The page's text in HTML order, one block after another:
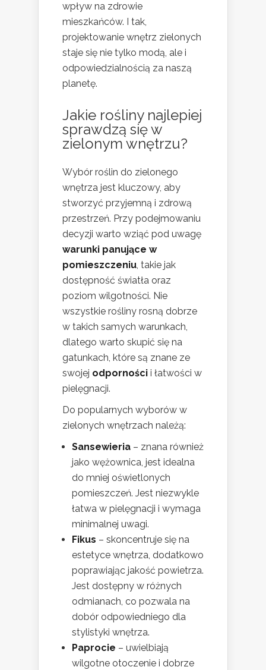
wpływ na zdrowie
mieszkańców. I tak,
projektowanie wnętrz zielonych
staje się nie tylko modą, ale i
odpowiedzialnością za naszą
planetę.
Jakie rośliny najlepiej
sprawdzą się w
zielonym wnętrzu?
Wybór roślin do zielonego
wnętrza jest kluczowy, aby
stworzyć przyjemną i zdrową
przestrzeń. Przy podejmowaniu
decyzji warto wziąć pod uwagę
warunki panujące w
pomieszczeniu, takie jak
dostępność światła oraz
poziom wilgotności. Nie
wszystkie rośliny rosną dobrze
w takich samych warunkach,
dlatego warto skupić się na
gatunkach, które są znane ze
swojej odporności i łatwości w
pielęgnacji.
Do popularnych wyborów w
zielonych wnętrzach należą:
Sansewieria – znana również
jako wężownica, jest idealna
do mniej oświetlonych
pomieszczeń. Jest niezwykle
łatwa w pielęgnacji i wymaga
minimalnej uwagi.
Fikus – skoncentruje się na
estetyce wnętrza, dodatkowo
poprawiając jakość powietrza.
Jest dostępny w różnych
odmianach, co pozwala na
dobór odpowiedniego dla
stylistyki wnętrza.
Paprocie – uwielbiają
wilgotne otoczenie i dobrze